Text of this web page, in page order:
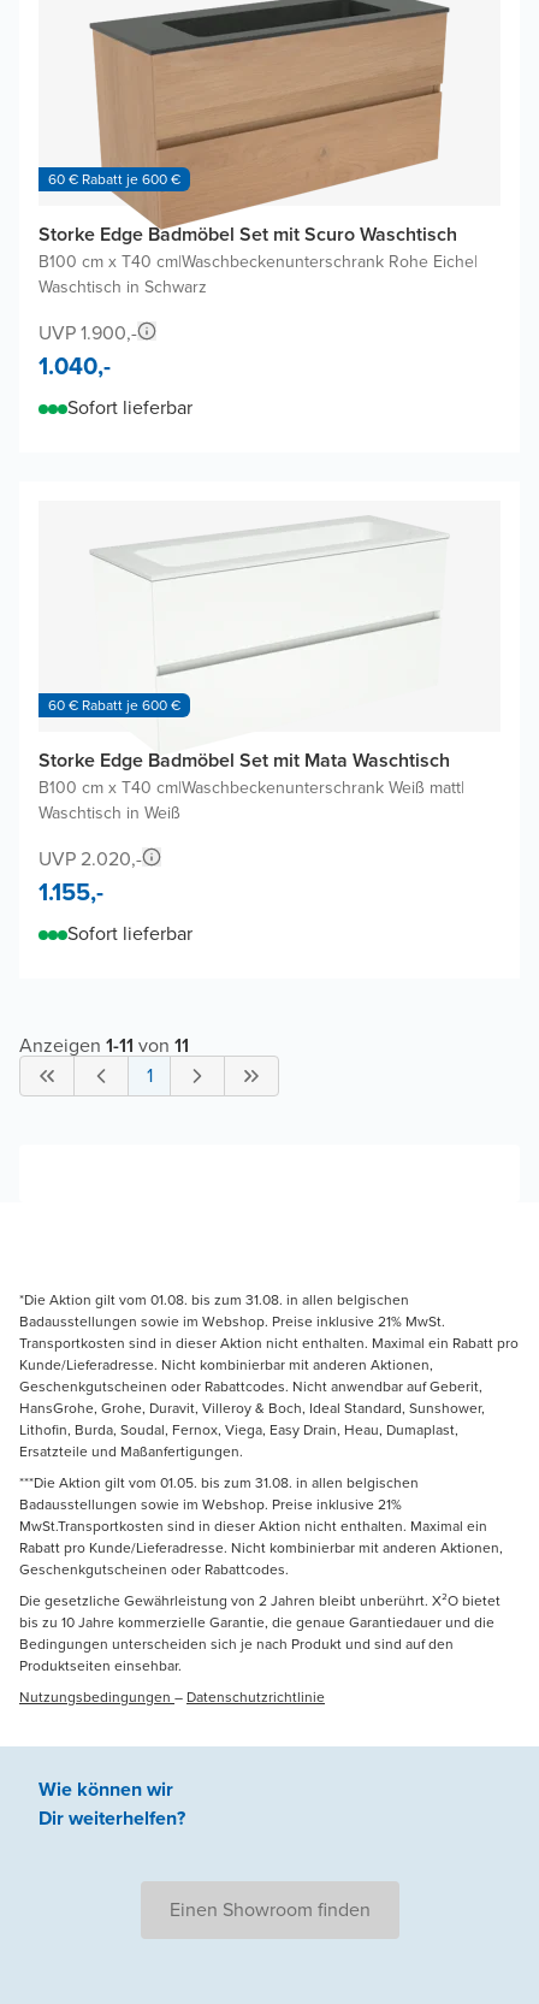
60 € Rabatt je 600 €
Storke Edge Badmöbel Set mit Scuro Waschtisch
B100 cm x T40 cm|Waschbeckenunterschrank Rohe Eiche|
Waschtisch in Schwarz
UVP 1.900,-
1.040,-
Sofort lieferbar
60 € Rabatt je 600 €
Storke Edge Badmöbel Set mit Mata Waschtisch
B100 cm x T40 cm|Waschbeckenunterschrank Weiß matt|
Waschtisch in Weiß
UVP 2.020,-
1.155,-
Sofort lieferbar
Anzeigen 1-11 von 11
1
*Die Aktion gilt vom 01.08. bis zum 31.08. in allen belgischen
Badausstellungen sowie im Webshop. Preise inklusive 21% MwSt.
Transportkosten sind in dieser Aktion nicht enthalten. Maximal ein Rabatt pro
Kunde/Lieferadresse. Nicht kombinierbar mit anderen Aktionen,
Geschenkgutscheinen oder Rabattcodes. Nicht anwendbar auf Geberit,
HansGrohe, Grohe, Duravit, Villeroy & Boch, Ideal Standard, Sunshower,
Lithofin, Burda, Soudal, Fernox, Viega, Easy Drain, Heau, Dumaplast,
Ersatzteile und Maßanfertigungen.
***Die Aktion gilt vom 01.05. bis zum 31.08. in allen belgischen
Badausstellungen sowie im Webshop. Preise inklusive 21%
MwSt.Transportkosten sind in dieser Aktion nicht enthalten. Maximal ein
Rabatt pro Kunde/Lieferadresse. Nicht kombinierbar mit anderen Aktionen,
Geschenkgutscheinen oder Rabattcodes.
Die gesetzliche Gewährleistung von 2 Jahren bleibt unberührt. X²O bietet
bis zu 10 Jahre kommerzielle Garantie, die genaue Garantiedauer und die
Bedingungen unterscheiden sich je nach Produkt und sind auf den
Produktseiten einsehbar.
Nutzungsbedingungen – Datenschutzrichtlinie
Wie können wir
Dir weiterhelfen?
Einen Showroom finden